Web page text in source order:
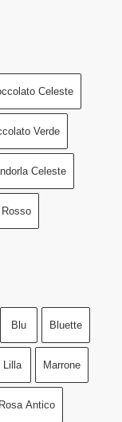
Celeste
Verde
Celeste
Blu Bluette
Lilla Marrone
Rosa Antico